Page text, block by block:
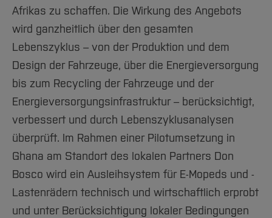
Afrikas zu schaffen. Die Wirkung des Angebots
wird ganzheitlich über den gesamten
Lebenszyklus – von der Produktion und dem
Design der Fahrzeuge, über die Energieversorgung
bis zum Recycling der Fahrzeuge und der
Energieversorgungsinfrastruktur – berücksichtigt,
verbessert und durch Lebenszyklusanalysen
überprüft. Im Rahmen einer Pilotumsetzung in
Ghana am Standort des lokalen Partners Don
Bosco wird ein Ausleihsystem für E-Mopeds und -
Lastenrädern technisch und wirtschaftlich erprobt
und unter Berücksichtigung lokaler Bedingungen